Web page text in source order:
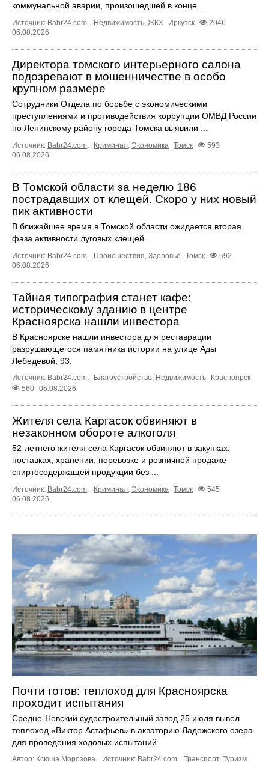
коммунальной аварии, произошедшей в конце ...
Источник: Babr24.com. Недвижимость, ЖКХ Иркутск
2046
06.08.2026
Директора томского интерьерного салона
подозревают в мошенничестве в особо
крупном размере
Сотрудники Отдела по борьбе с экономическими
преступлениями и противодействия коррупции ОМВД России
по Ленинскому району города Томска выявили ...
Источник: Babr24.com. Криминал, Экономика Томск
593
06.08.2026
В Томской области за неделю 186
пострадавших от клещей. Скоро у них новый
пик активности
В ближайшее время в Томской области ожидается вторая
фаза активности луговых клещей.
Источник: Babr24.com. Происшествия, Здоровье Томск
592
06.08.2026
Тайная типография станет кафе:
историческому зданию в центре
Красноярска нашли инвестора
В Красноярске нашли инвестора для реставрации
разрушающегося памятника истории на улице Ады
Лебедевой, 93.
Источник: Babr24.com. Благоустройство, Недвижимость
Красноярск
560 06.08.2026
Жителя села Каргасок обвиняют в
незаконном обороте алкоголя
52-летнего жителя села Каргасок обвиняют в закупках,
поставках, хранении, перевозке и розничной продаже
спиртосодержащей продукции без ...
Источник: Babr24.com Криминал Экономика Томск
545
06.08.2026
Почти готов: теплоход для Красноярска
проходит испытания
Средне-Невский судостроительный завод 25 июля вывел
теплоход «Виктор Астафьев» в акваторию Ладожского озера
для проведения ходовых испытаний.
Автор: Ксюша Морозова. Источник: Babr24.com. Транспорт, Туризм